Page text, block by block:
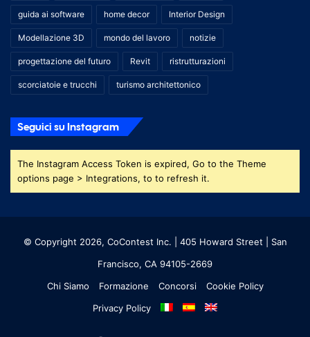
guida ai software home decor Interior Design
Modellazione 3D mondo del lavoro notizie
progettazione del futuro Revit ristrutturazioni
scorciatoie e trucchi turismo architettonico
Seguici su Instagram
The Instagram Access Token is expired, Go to the Theme
options page > Integrations, to to refresh it.
© Copyright 2026, CoContest Inc. | 405 Howard Street | San
Francisco, CA 94105-2669
Chi Siamo
Formazione Concorsi
Cookie Policy
Privacy Policy